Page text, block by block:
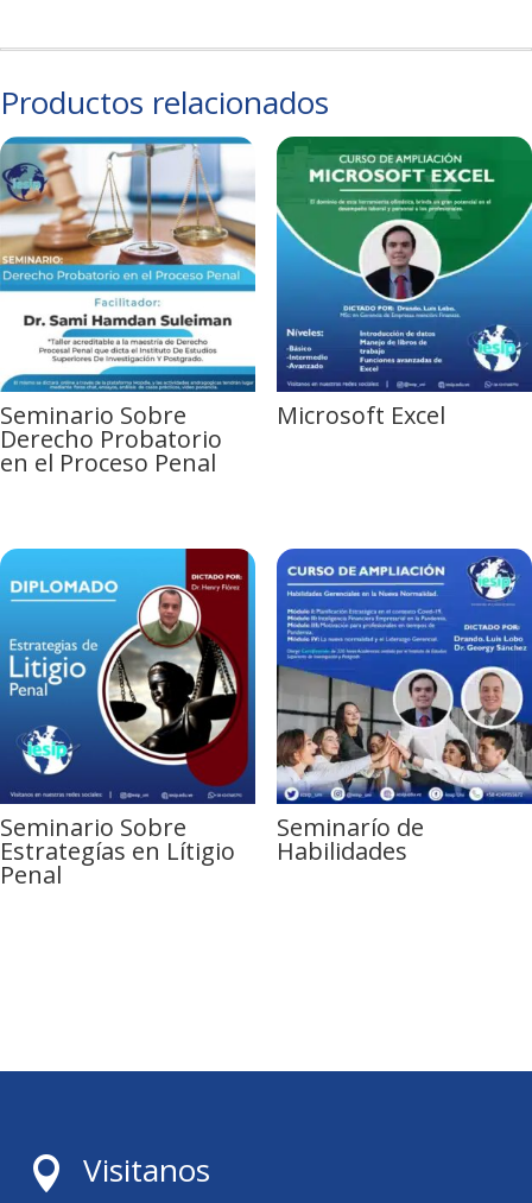
Productos relacionados
Seminario Sobre
Derecho Probatorio
en el Proceso Penal
Microsoft Excel
Seminario Sobre
Estrategías en Lítigio
Penal
Seminarío de
Habilidades
 Visitanos